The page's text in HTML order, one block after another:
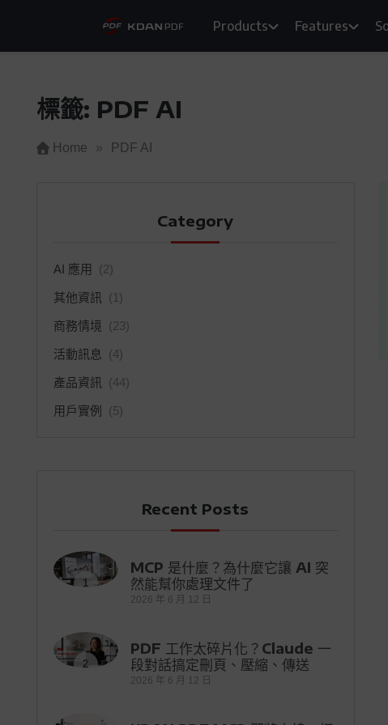
Products Features
標籤: PDF AI
Home » PDF AI
Category
AI 應用 (2)
其他資訊 (1)
商務情境 (23)
活動訊息 (4)
產品資訊 (44)
用戶實例 (5)
Recent Posts
1
MCP 是什麼？為什麼它讓 AI 突
然能幫你處理文件了
2026 年 6 月 12 日
2
PDF 工作太碎片化？Claude 一
段對話搞定刪頁、壓縮、傳送
2026 年 6 月 12 日